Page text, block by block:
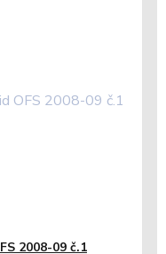
2008-09 č.1